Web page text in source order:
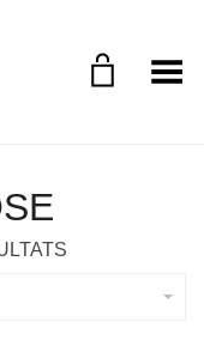
Toggle Menu